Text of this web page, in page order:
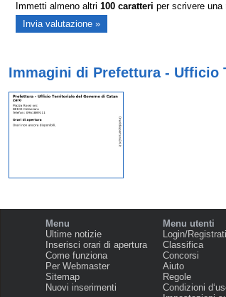
Immetti almeno altri 100caratteri per scrivere
Immagini di Prefettura - Ufficio
Menu
Ultime notizie
Inserisci orari di apertura
Come funziona
Per Webmaster
Sitemap
Nuovi inserimenti
Menu utenti
Login/Registrati
Classifica
Concorsi
Aiuto
Regole
Condizioni